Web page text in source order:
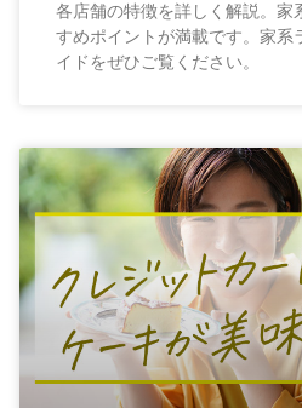
各店舗の特徴を詳しく解説。家
すめポイントが満載です。家系
イドをぜひご覧ください。